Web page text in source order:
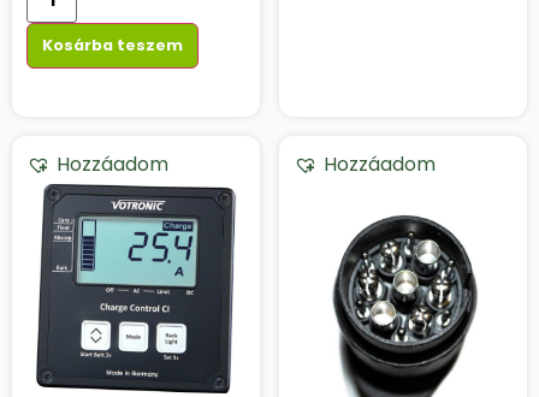
Kosárba teszem
Hozzáadom Hozzáadom